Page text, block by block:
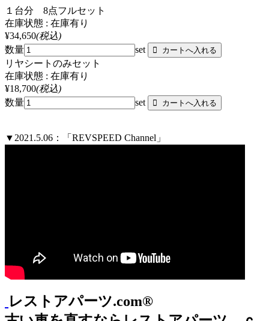
１台分 8点フルセット
在庫状態 : 在庫有り
¥34,650(税込)
数量
set
リヤシートのみセット
在庫状態 : 在庫有り
¥18,700(税込)
数量
set
▼2021.5.06：「REVSPEED Channel」
レストアパーツ.com®